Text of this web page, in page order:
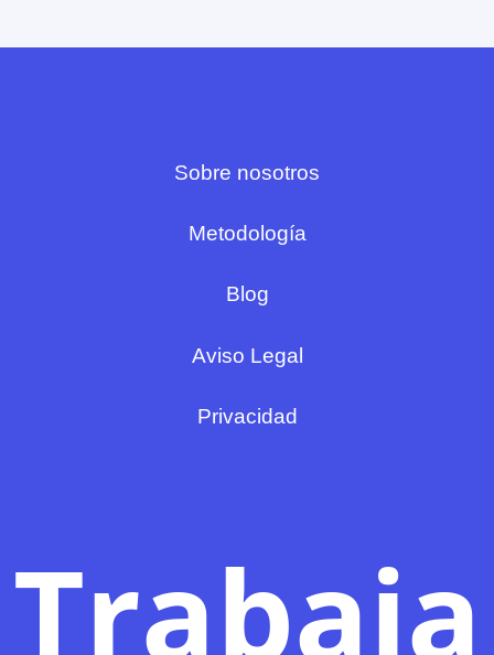
Sobre nosotros
Metodología
Blog
Aviso Legal
Privacidad
Trabaja